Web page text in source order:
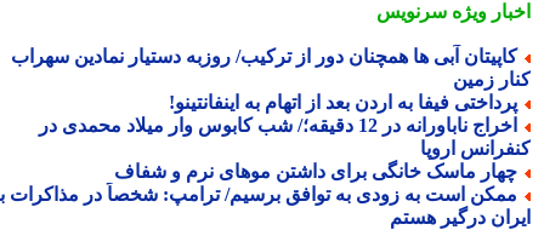
ویژهسرنویس
آبی ها همچنان دور از ترکیب/ روزبه دستیار نمادین سهراب
زمین
فیفا به اردن بعد از اتهام به اینفانتینو!
اخراج ناباورانه در 12 دقیقه؛/ شب کابوس وار میلاد محمدی در
اروپا
ماسک خانگی برای داشتن موهای نرم و شفاف
است به زودی به توافق برسیم/ ترامپ: شخصاً در مذاکرات با
درگیر هستم